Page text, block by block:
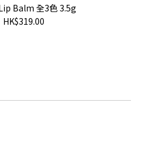
Balm 全3色 3.5g
HK$319.00